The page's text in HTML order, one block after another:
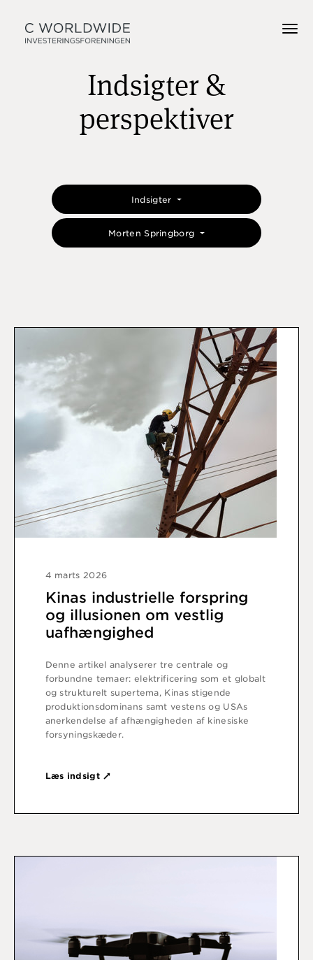
Indsigter &
perspektiver
Indsigter
Morten Springborg
4 marts 2026
Kinas industrielle forspring
og illusionen om vestlig
uafhængighed
Denne artikel analyserer tre centrale og
forbundne temaer: elektrificering som et globalt
og strukturelt supertema, Kinas stigende
produktionsdominans samt vestens og USAs
anerkendelse af afhængigheden af kinesiske
forsyningskæder.
Læs indsigt